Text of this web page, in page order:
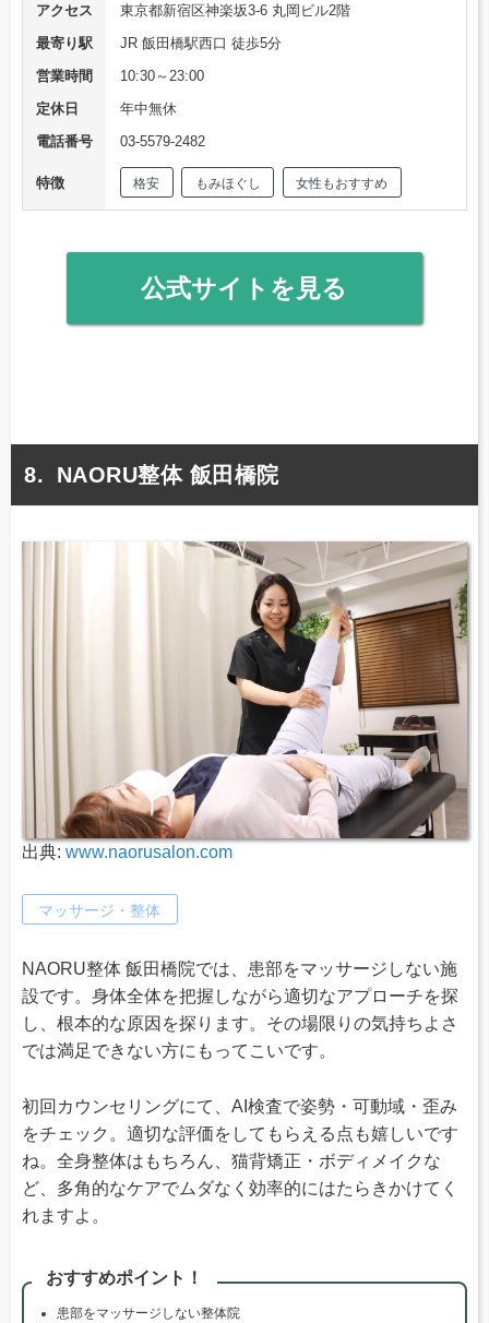
アクセス
東京都新宿区神楽坂3-6 丸岡ビル2階
最寄り駅
JR 飯田橋駅西口 徒歩5分
営業時間
10:30～23:00
定休日
年中無休
電話番号
03-5579-2482
特徴 格安 もみほぐし 女性もおすすめ
公式サイトを見る
NAORU整体 飯田橋院
出典: www.naorusalon.com
マッサージ・整体
NAORU整体 飯田橋院では、患部をマッサージしない施
設です。身体全体を把握しながら適切なアプローチを探
し、根本的な原因を探ります。その場限りの気持ちよさ
では満足できない方にもってこいです。
初回カウンセリングにて、AI検査で姿勢・可動域・歪み
をチェック。適切な評価をしてもらえる点も嬉しいです
ね。全身整体はもちろん、猫背矯正・ボディメイクな
ど、多角的なケアでムダなく効率的にはたらきかけてく
れますよ。
おすすめポイント！
患部をマッサージしない整体院